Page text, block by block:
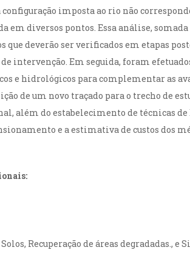
configuração imposta ao rio não
em diversos pontos. Essa análise,
que deverão ser verificados em etapas
intervenção. Em seguida, foram
e hidrológicos para complementar as
de um novo traçado para o trecho de
além do estabelecimento de técnicas
e a estimativa de custos dos
Recuperação de áreas degradadas., e